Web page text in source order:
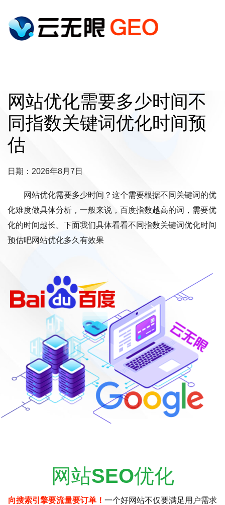
网站优化需要多少时间不
同指数关键词优化时间预
估
日期：2026年8月7日
网站优化需要多少时间？这个需要根据不同关键词的优
化难度做具体分析，一般来说，百度指数越高的词，需要优
化的时间越长。下面我们具体看看不同指数关键词优化时间
预估吧网站优化多久有效果
网站SEO优化
向搜索引擎要流量要订单！ 一个好网站不仅要满足用户需求